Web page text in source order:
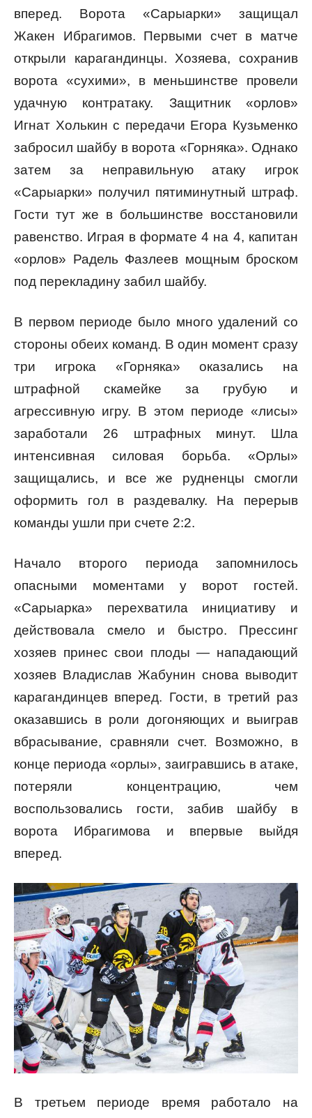
вперед. Ворота «Сарыарки» защищал
Жакен Ибрагимов. Первыми счет в матче
открыли карагандинцы. Хозяева, сохранив
ворота «сухими», в меньшинстве провели
удачную контратаку. Защитник «орлов»
Игнат Холькин с передачи Егора Кузьменко
забросил шайбу в ворота «Горняка». Однако
затем за неправильную атаку игрок
«Сарыарки» получил пятиминутный штраф.
Гости тут же в большинстве восстановили
равенство. Играя в формате 4 на 4, капитан
«орлов» Радель Фазлеев мощным броском
под перекладину забил шайбу.
В первом периоде было много удалений со
стороны обеих команд. В один момент сразу
три игрока «Горняка» оказались на
штрафной скамейке за грубую и
агрессивную игру. В этом периоде «лисы»
заработали 26 штрафных минут. Шла
интенсивная силовая борьба. «Орлы»
защищались, и все же рудненцы смогли
оформить гол в раздевалку. На перерыв
команды ушли при счете 2:2.
Начало второго периода запомнилось
опасными моментами у ворот гостей.
«Сарыарка» перехватила инициативу и
действовала смело и быстро. Прессинг
хозяев принес свои плоды — нападающий
хозяев Владислав Жабунин снова выводит
карагандинцев вперед. Гости, в третий раз
оказавшись в роли догоняющих и выиграв
вбрасывание, сравняли счет. Возможно, в
конце периода «орлы», заигравшись в атаке,
потеряли концентрацию, чем
воспользовались гости, забив шайбу в
ворота Ибрагимова и впервые выйдя
вперед.
В третьем периоде время работало на